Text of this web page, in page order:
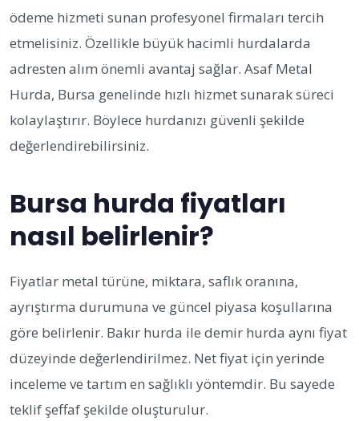
ödeme hizmeti sunan profesyonel firmaları tercih
etmelisiniz. Özellikle büyük hacimli hurdalarda
adresten alım önemli avantaj sağlar. Asaf Metal
Hurda, Bursa genelinde hızlı hizmet sunarak süreci
kolaylaştırır. Böylece hurdanızı güvenli şekilde
değerlendirebilirsiniz.
Bursa hurda fiyatları
nasıl belirlenir?
Fiyatlar metal türüne, miktara, saflık oranına,
ayrıştırma durumuna ve güncel piyasa koşullarına
göre belirlenir. Bakır hurda ile demir hurda aynı fiyat
düzeyinde değerlendirilmez. Net fiyat için yerinde
inceleme ve tartım en sağlıklı yöntemdir. Bu sayede
teklif şeffaf şekilde oluşturulur.